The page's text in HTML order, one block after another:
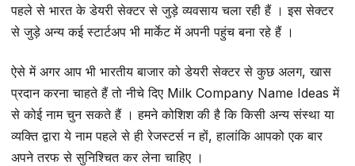
पहले से भारत के डेयरी सेक्टर से जुड़े व्यवसाय चला रही हैं । इस सेक्टर
से जुड़े अन्य कई स्टार्टअप भी मार्केट में अपनी पहुंच बना रहे हैं ।
ऐसे में अगर आप भी भारतीय बाजार को डेयरी सेक्टर से कुछ अलग, खास
प्रदान करना चाहते हैं तो नीचे दिए Milk Company Name Ideas में
से कोई नाम चुन सकते हैं । हमने कोशिश की है कि किसी अन्य संस्था या
व्यक्ति द्वारा ये नाम पहले से ही रेजस्टर्स न हों, हालांकि आपको एक बार
अपने तरफ से सुनिश्चित कर लेना चाहिए ।